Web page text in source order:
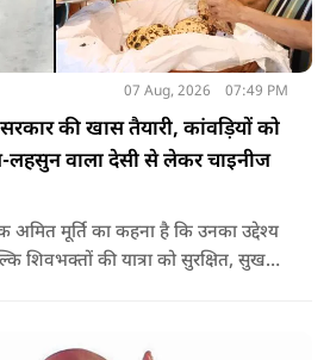
07 Aug, 2026 07:49 PM
की खास तैयारी, कांवड़ियों को
लहसुन वाला देसी से लेकर चाइनीज
अमित मूर्ति का कहना है कि उनका उद्देश्य
शिवभक्तों की यात्रा को सुरक्षित, सुखद